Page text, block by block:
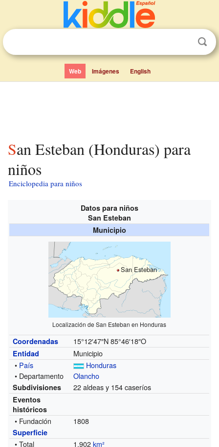
Web Imágenes English
San Esteban (Honduras) para
niños
Enciclopedia para niños
Datos para niños
San Esteban
Municipio
San Esteban
Localización de San Esteban en Honduras
Coordenadas 15°12′47″N 85°46′18″O
Entidad
Municipio
• País
Honduras
• Departamento
Olancho
Subdivisiones 22 aldeas y 154 caseríos
Eventos
históricos
• Fundación 1808
Superficie
• Total 1,902km²